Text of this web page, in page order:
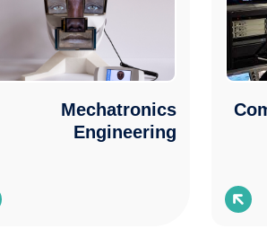
Mechatronics
Engineering